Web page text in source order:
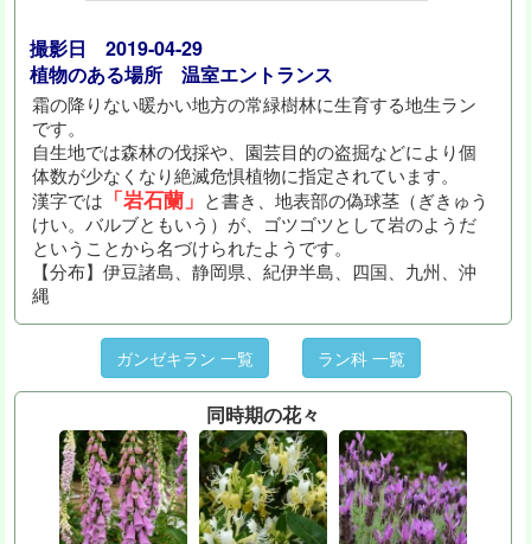
撮影日 2019-04-29
植物のある場所 温室エントランス
霜の降りない暖かい地方の常緑樹林に生育する地生ラン
です。
自生地では森林の伐採や、園芸目的の盗掘などにより個
体数が少なくなり絶滅危惧植物に指定されています。
漢字では 「岩石蘭」 と書き、地表部の偽球茎（ぎきゅう
けい。バルブともいう）が、ゴツゴツとして岩のようだ
ということから名づけられたようです。
【分布】伊豆諸島、静岡県、紀伊半島、四国、九州、沖
縄
ガンゼキラン 一覧 ラン科 一覧
同時期の花々